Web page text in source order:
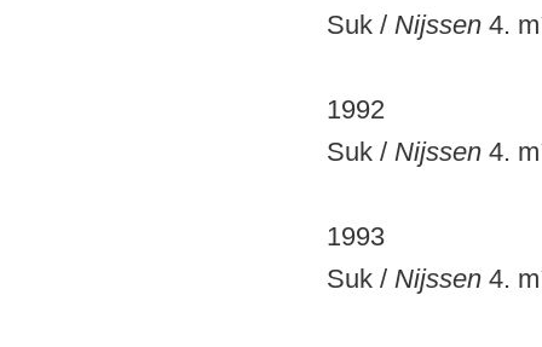
Suk / Nijssen 4.
1992
Suk / Nijssen 4.
1993
Suk / Nijssen 4.